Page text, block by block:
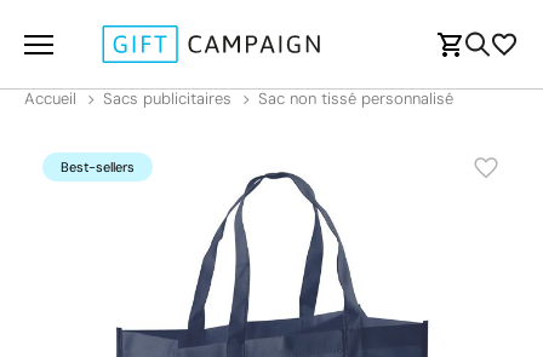
Accueil Sacs publicitaires Sac non tissé personnalisé
Best-sellers